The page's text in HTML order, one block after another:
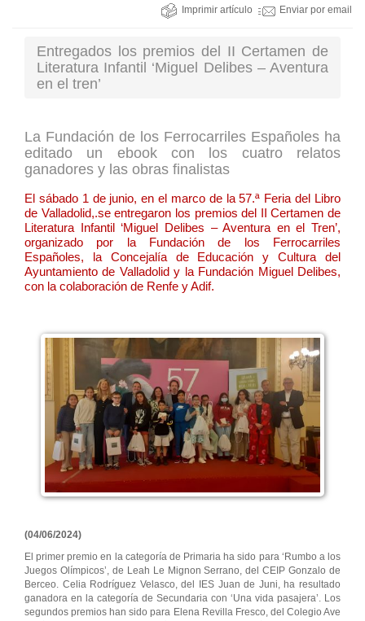
Imprimir artículo Enviar por email
Entregados los premios del II Certamen de
Literatura Infantil ‘Miguel Delibes – Aventura
en el tren’
La Fundación de los Ferrocarriles Españoles ha
editado un ebook con los cuatro relatos
ganadores y las obras finalistas
El sábado 1 de junio, en el marco de la 57.ª Feria del Libro
de Valladolid,.se entregaron los premios del II Certamen de
Literatura Infantil ‘Miguel Delibes – Aventura en el Tren’,
organizado por la Fundación de los Ferrocarriles
Españoles, la Concejalía de Educación y Cultura del
Ayuntamiento de Valladolid y la Fundación Miguel Delibes,
con la colaboración de Renfe y Adif.
(04/06/2024)
El primer premio en la categoría de Primaria ha sido para ‘Rumbo a los
Juegos Olímpicos’, de Leah Le Mignon Serrano, del CEIP Gonzalo de
Berceo. Celia Rodríguez Velasco, del IES Juan de Juni, ha resultado
ganadora en la categoría de Secundaria con ‘Una vida pasajera’. Los
segundos premios han sido para Elena Revilla Fresco, del Colegio Ave